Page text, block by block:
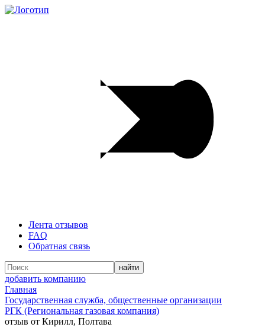
Лента отзывов
FAQ
Обратная связь
добавить компанию
Главная
Государственная служба, общественные организации
РГК (Региональная газовая компания)
отзыв от Кирилл, Полтава